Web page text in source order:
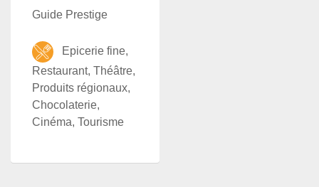
Guide Prestige
Epicerie fine,
Restaurant, Théâtre,
Produits régionaux,
Chocolaterie,
Cinéma, Tourisme